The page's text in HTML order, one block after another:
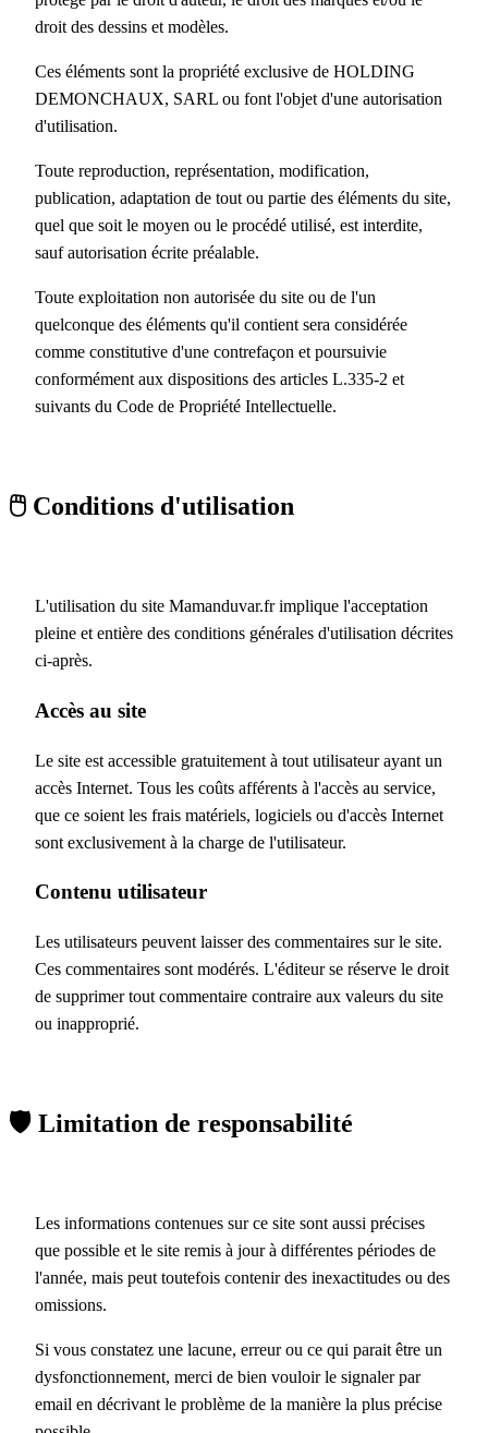
droit des dessins et modèles.
Ces éléments sont la propriété exclusive de HOLDING
DEMONCHAUX, SARL ou font l'objet d'une autorisation
d'utilisation.
Toute reproduction, représentation, modification,
publication, adaptation de tout ou partie des éléments du site,
quel que soit le moyen ou le procédé utilisé, est interdite,
sauf autorisation écrite préalable.
Toute exploitation non autorisée du site ou de l'un
quelconque des éléments qu'il contient sera considérée
comme constitutive d'une contrefaçon et poursuivie
conformément aux dispositions des articles L.335-2 et
suivants du Code de Propriété Intellectuelle.
🖱️ Conditions d'utilisation
L'utilisation du site Mamanduvar.fr implique l'acceptation
pleine et entière des conditions générales d'utilisation décrites
ci-après.
Accès au site
Le site est accessible gratuitement à tout utilisateur ayant un
accès Internet. Tous les coûts afférents à l'accès au service,
que ce soient les frais matériels, logiciels ou d'accès Internet
sont exclusivement à la charge de l'utilisateur.
Contenu utilisateur
Les utilisateurs peuvent laisser des commentaires sur le site.
Ces commentaires sont modérés. L'éditeur se réserve le droit
de supprimer tout commentaire contraire aux valeurs du site
ou inapproprié.
🛡️ Limitation de responsabilité
Les informations contenues sur ce site sont aussi précises
que possible et le site remis à jour à différentes périodes de
l'année, mais peut toutefois contenir des inexactitudes ou des
omissions.
Si vous constatez une lacune, erreur ou ce qui parait être un
dysfonctionnement, merci de bien vouloir le signaler par
email en décrivant le problème de la manière la plus précise